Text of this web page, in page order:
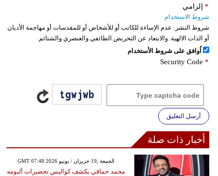
إلزامي *
شروط الاستخدام
شروط النشر: عدم الإساءة للكاتب أو للأشخاص أو للمقدسات أو مهاجمة الأديان
أو الذات الالهية. والابتعاد عن التحريض الطائفي والعنصري والشتائم.
اُوافق على شروط الأستخدام
Security Code *
أرسل التعليق
أخبار ذات صلة
GMT 07:48 2026 الجمعة ,19 حزيران / يونيو
محمد حماقي يكشف كواليس تحضيرات ألبومه